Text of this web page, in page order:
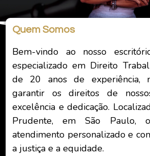
Quem Somos
Bem-vindo ao nosso
especializado em Direito
de 20 anos de experiência,
garantir os direitos de
excelência e dedicação.
Prudente, em São Paulo,
atendimento personalizado e
a justiça e a equidade.